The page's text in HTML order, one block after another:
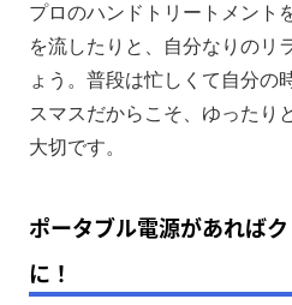
プロのハンドトリートメント
を流したりと、自分なりのリ
ょう。普段は忙しくて自分の
スマスだからこそ、ゆったり
大切です。
ポータブル電源があれば
に！